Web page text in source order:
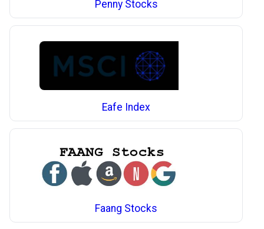
Penny Stocks
Eafe Index
Faang Stocks